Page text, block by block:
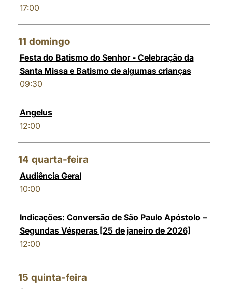
17:00
11 domingo
Festa do Batismo do Senhor - Celebração da
Santa Missa e Batismo de algumas crianças
09:30
Angelus
12:00
14 quarta-feira
Audiência Geral
10:00
Indicações: Conversão de São Paulo Apóstolo –
Segundas Vésperas [25 de janeiro de 2026]
12:00
15 quinta-feira